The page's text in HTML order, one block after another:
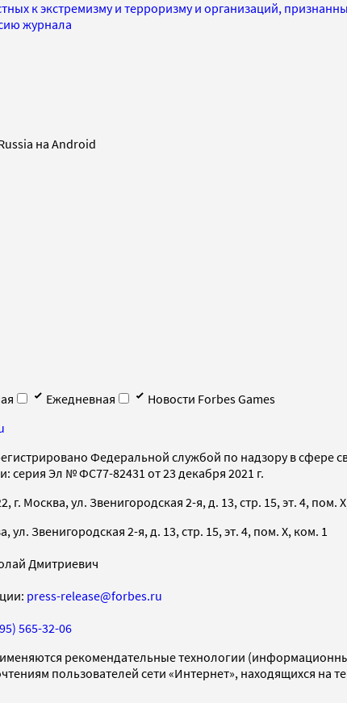
к экстремизму и терроризму и организаций,
журнала
на Android
Ежедневная
Новости Forbes Games
Федеральной службой по надзору в
серия Эл № ФС77-82431 от 23 декабря 2021 г.
г. Москва, ул. Звенигородская 2-я, д. 13, стр. 15, эт. 4, пом.
ул. Звенигородская 2-я, д. 13, стр. 15, эт. 4, пом. X, ком. 1
Дмитриевич
press-release@forbes.ru
565-32-06
рекомендательные технологии
пользователей сети «Интернет», находящихся на